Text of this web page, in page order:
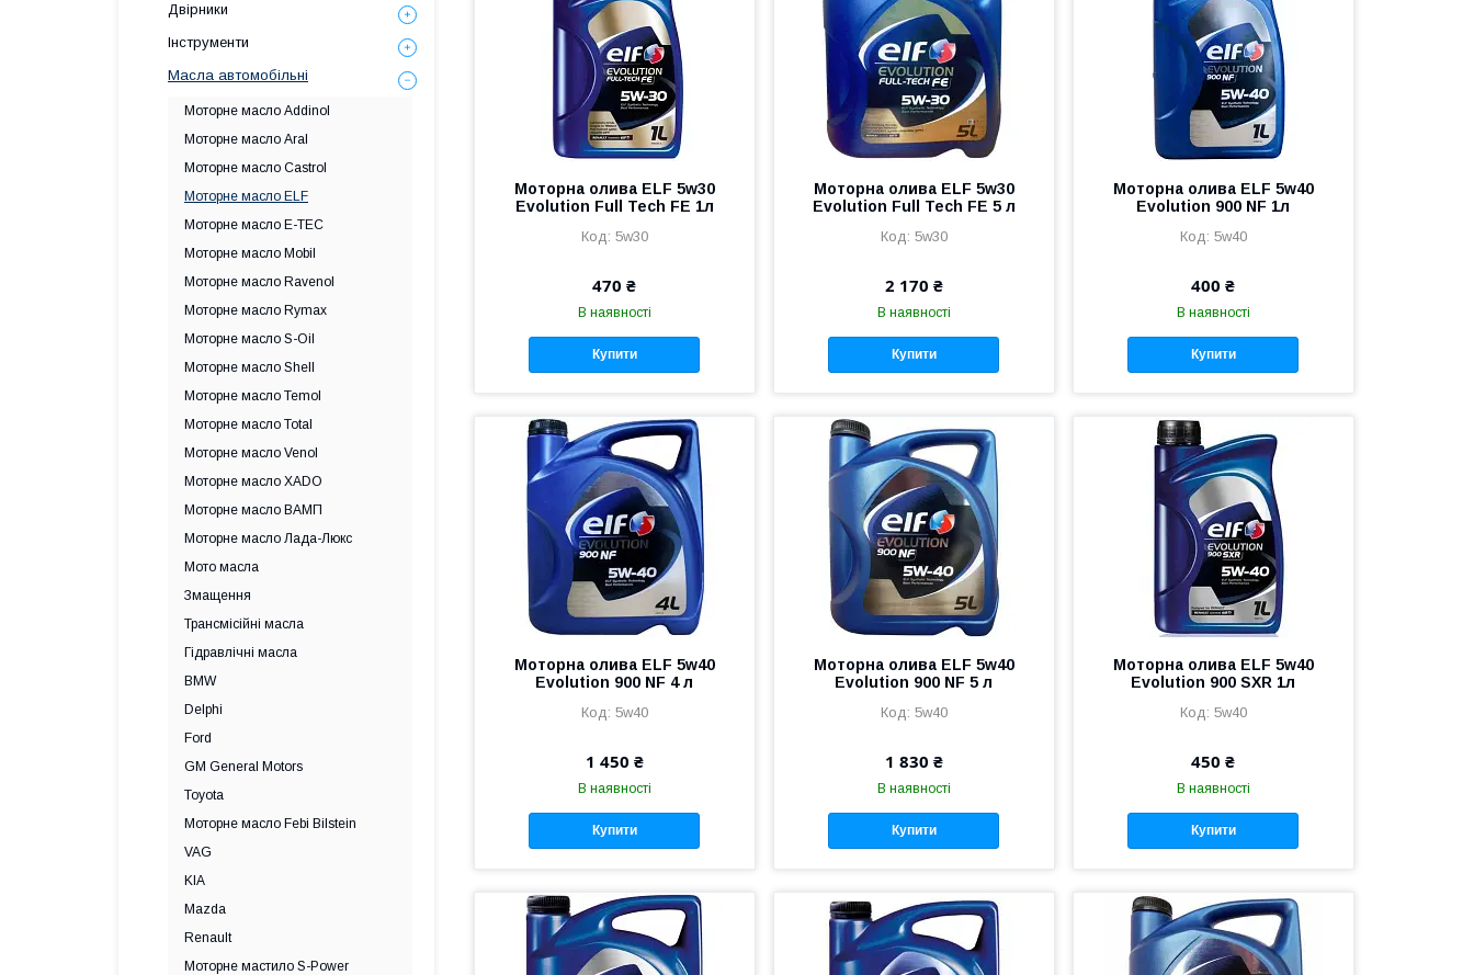
Моторна олива ELF 5w30
Evolution Full Tech FE 1л
5w30
470 ₴
В наявності
Купити
Моторна олива ELF 5w30
Evolution Full Tech FE 5 л
5w30
2 170 ₴
В наявності
Купити
Моторна олива ELF 5w40
Evolution 900 NF 1л
5w40
400 ₴
В наявності
Купити
Моторна олива ELF 5w40
Evolution 900 NF 4 л
5w40
1 450 ₴
В наявності
Купити
Моторна олива ELF 5w40
Evolution 900 NF 5 л
5w40
1 830 ₴
В наявності
Купити
Моторна олива ELF 5w40
Evolution 900 SXR 1л
5w40
450 ₴
В наявності
Купити
Двірники
Інструменти
Масла автомобільні
Моторне масло Addinol
Моторне масло Aral
Моторне масло Castrol
Моторне масло ELF
Моторне масло E-TEC
Моторне масло Mobil
Моторне масло Ravenol
Моторне масло Rymax
Моторне масло S-Oil
Моторне масло Shell
Моторне масло Temol
Моторне масло Total
Моторне масло Venol
Моторне масло XADO
Моторне масло ВАМП
Моторне масло Лада-Люкс
Мото масла
Змащення
Трансмісійні масла
Гідравлічні масла
BMW
Delphi
Ford
GM General Motors
Toyota
Моторне масло Febi Bilstein
VAG
KIA
Mazda
Renault
Моторне мастило S-Power